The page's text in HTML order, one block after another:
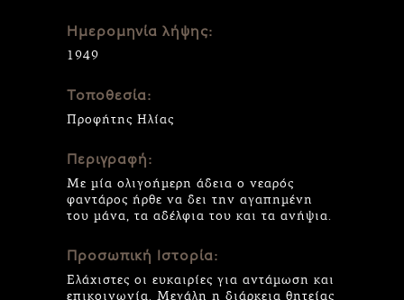
Ημερομηνία λήψης:
1949
Τοποθεσία:
Προφήτης Ηλίας
Περιγραφή:
Με μία ολιγοήμερη άδεια ο νεαρός
φαντάρος ήρθε να δει την αγαπημένη
του μάνα, τα αδέλφια του και τα ανήψια.
Προσωπική Ιστορία:
Ελάχιστες οι ευκαιρίες για αντάμωση και
επικοινωνία. Μεγάλη η διάρκεια θητείας